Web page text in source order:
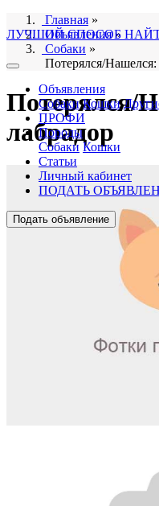
ЛУЧШИЙ СПОСОБ
Объявления
Собаки Кошки
ПРОФИ
Породы
Собаки Кошки
Статьи
Личный кабинет
ПОДАТЬ
Подать объявление
Главная »
Объявления»
Собаки »
Потерялся/
Потерялся/
лабрадор